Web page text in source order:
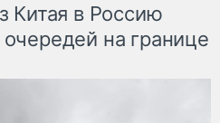
Китая в Россию
на границе